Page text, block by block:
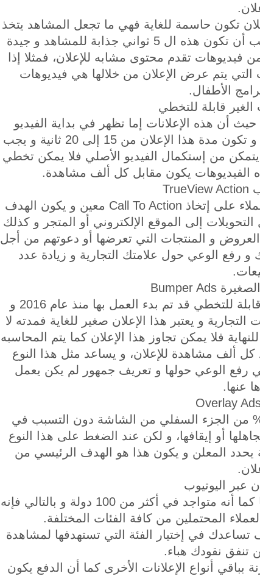
فإن أو 5 ثواني من الإعلان تكون حاسمة للغاية فهي ما تجعل المشاهد يتخذ
قرار إستمرار المشاهدة أو التراجع عنها و لهذا يجب أن تكون هذه ال 5 ثواني جذابة للمشاهد و جيدة
تقدم محتوى مشابه للإعلان، فمثلا إذا
يتم عرض الإعلان من خلالها هي فيديوهات
الأطفال.
أن هذه الإعلانات إما تظهر في بداية الفيديو
الأصلي و قبل عرض الفيديو أو في منتصف الفيديو و تكون مدة هذا الإعلان من 15 إلى 20 ثانية و يجب
من إستكمال الفيديو الأصلي فلا يمكن تخطي
الفيديوهات يكون مقابل كل ألف مشاهدة.
هذا النوع من الإعلانات يتم تصميمه بغرض حث العملاء على إتخاذ Call To Action معين و يكون الهدف
إلى الموقع الإلكتروني أو المتجر و كذلك
و المنتجات التي تعرضها أو دعوتهم من أجل
و رفع الوعي حول علامتك التجارية و زيادة عدد
الإعلانات الصغيرة عبارة عن إعلانات بسيطة غير قابلة للتخطي قد تم بدء العمل بها منذ عام 2016 و
و يعتبر هذا الإعلان صغير للغاية فمدته لا
للنهاية فلا يمكن تجاوز هذا الإعلان كما يتم المحاسبه
ألف مشاهدة للإعلان، و يساعد مثل هذا النوع
في رفع الوعي حولها و تعريف جمهور لم يكن يعمل
عنها.
الإعلانات صغيرة للغاية فهي تأخذ حوالي 20% من الجزء السفلي من الشاشة دون التسبب في
أو إيقافها، و لكن عند الضغط على هذا النوع
يحدد المعلن و يكون هذا هو الهدف الرئيسي من
عبر اليوتيوب
1- يستخدم اليوتيوب أكثر من 2 مليار شخص شهريا كما أنه متواجد في أكثر من 100 دولة و بالتالي فإنه
المحتملين من كافة الفئات المختلفة.
تساعدك في إختيار الفئة التي تستهدفها لمشاهدة
تنفق نقودك هباء.
بباقي أنواع الإعلانات الأخرى كما أن الدفع يكون